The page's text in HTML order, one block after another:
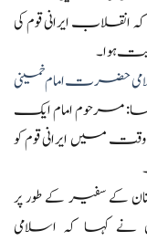
انقلاب ایرانی قوم کی
ہوا ۔
حضرت امام خمینی
مرحوم امام ایک
میں ایرانی قوم کو
کے سفیر کے طور پر
کہا کہ اسلامی